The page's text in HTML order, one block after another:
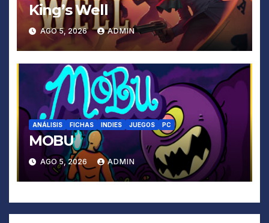
King’s Well
AGO 5, 2026 ADMIN
ANÁLISIS FICHAS INDIES JUEGOS PC
MOBU
AGO 5, 2026 ADMIN